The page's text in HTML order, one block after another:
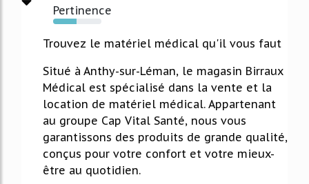
Pertinence
49%
Trouvez le matériel médical qu'il vous faut
Situé à Anthy-sur-Léman, le magasin Birraux
Médical est spécialisé dans la vente et la
location de matériel médical. Appartenant
au groupe Cap Vital Santé, nous vous
garantissons des produits de grande qualité,
conçus pour votre confort et votre mieux-
être au quotidien.